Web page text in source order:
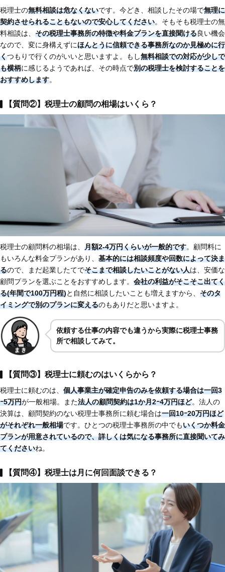
税理士の無料相談は危なくないです。今どき、相談したその場で無理に
契約させられることもないので安心してください。そもそも税理士の無
料相談は、 その税理士事務所の特徴や料金プランを直接聞ける良い機会
なので、変に身構えずにほんとうに信頼できる事務所なのか見極めに行
くつもりで行くのがいいと思いますよ。もし無料相談での対応が少しで
も横柄に感じるようであれば、その時点で別の税理士を検討することを
おすすめします。
【質問②】税理士の顧問の相場はいくら？
税理士の顧問料の相場は、 月額2-4万円くらいが一般的です。顧問料に
もいろんな料金プランがあり、 基本的には相談頻度や回数によって決ま
るので、まだ起業したてでそこまで相談したいことがない人は、安価な
顧問プランを選ぶことをおすすめします。 会社の利益がそこそこ出てく
る(年間で100万円程)と自然に相談したいことも増えますから、 そのタ
イミングで別のプランに変えるのもありだと思いますよ。
依頼する仕事の内容でも違うから実際に税理士事務
所で相談してみて。
【質問③】税理士に頼むのはいくらから？
税理士に頼むのは、 個人事業主が確定申告のみを依頼する場合は一回3
ｰ5万円が一般相場。また法人の顧問契約は1か月2ｰ4万円ほど。法人の
決算は、顧問契約のない税理士事務所に頼む場合は一回10ｰ20万円ほど
がそれぞれ一般相場です。ひとつの税理士事務所の中でもいくつか料金
プランが用意されているので、詳しくは気になる事務所に直接聞いてみ
てくださいね。
【質問④】税理士は月に何回面談できる？